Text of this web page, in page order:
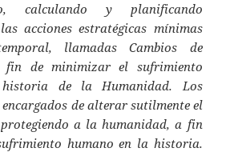
calculando y planificando
acciones estratégicas mínimas
llamadas Cambios de
fin de minimizar el sufrimiento
de la Humanidad. Los
encargados de alterar sutilmente el
a la humanidad, a fin
humano en la historia.